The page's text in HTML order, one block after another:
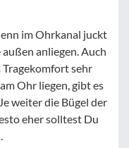
im Ohrkanal juckt
anliegen. Auch
sehr
Ohr liegen, gibt es
weiter die Bügel der
eher solltest Du